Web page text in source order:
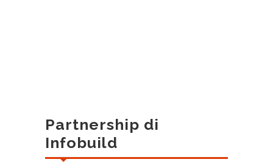
Partnership di
Infobuild